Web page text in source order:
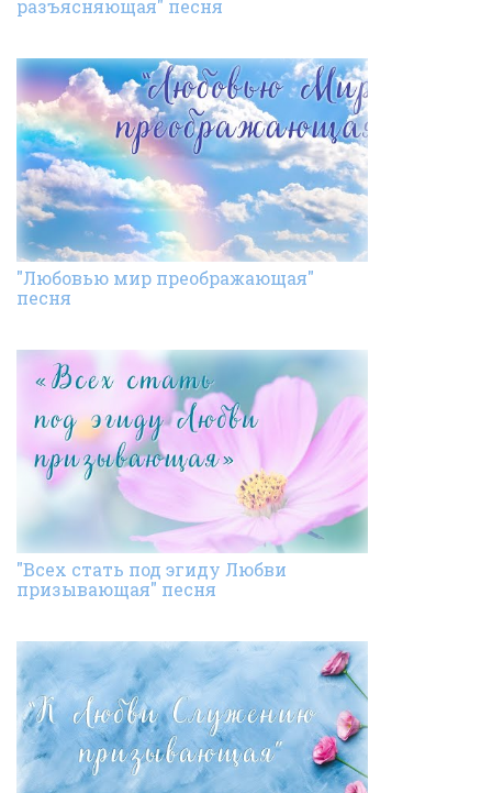
разъясняющая" песня
"Любовью мир преображающая"
песня
"Всех стать под эгиду Любви
призывающая" песня